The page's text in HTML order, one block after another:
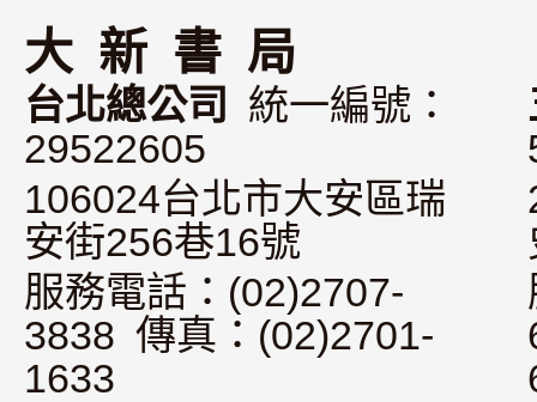
大 新 書 局
台北總公司
統一編號：
29522605
106024台北市大安區瑞
安街256巷16號
服務電話：(02)2707-
3838 傳真：(02)2701-
1633